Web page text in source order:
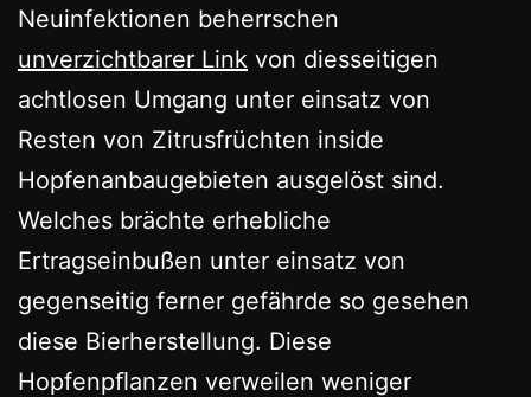
Neuinfektionen beherrschen
unverzichtbarer Link von diesseitigen
achtlosen Umgang unter einsatz von
Resten von Zitrusfrüchten inside
Hopfenanbaugebieten ausgelöst sind.
Welches brächte erhebliche
Ertragseinbußen unter einsatz von
gegenseitig ferner gefährde so gesehen
diese Bierherstellung. Diese
Hopfenpﬂanzen verweilen weniger